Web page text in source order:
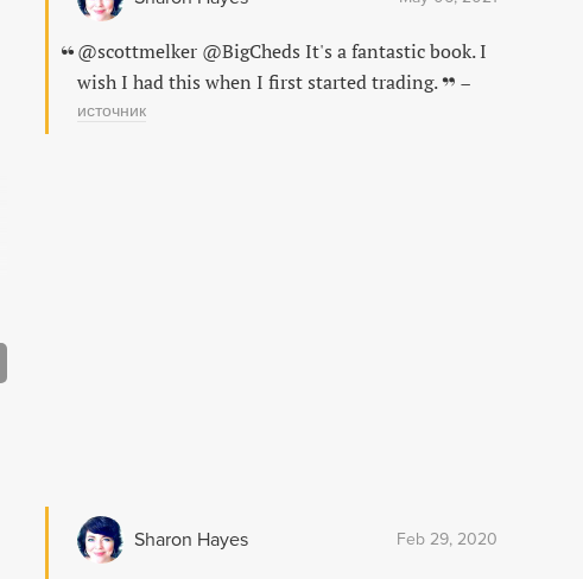
@scottmelker @BigCheds It's a fantastic book. I
wish I had this when I first started trading.
–
источник
Sharon Hayes Feb 29, 2020